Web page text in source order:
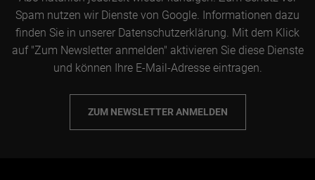
Spam nutzen wir Dienste von Google. Informationen dazu
finden Sie in unserer Datenschutzerklärung. Mit dem Klick
auf "Zum Newsletter anmelden" aktivieren Sie diese Dienste
und können Ihre E-Mail-Adresse eintragen.
ZUM NEWSLETTER ANMELDEN